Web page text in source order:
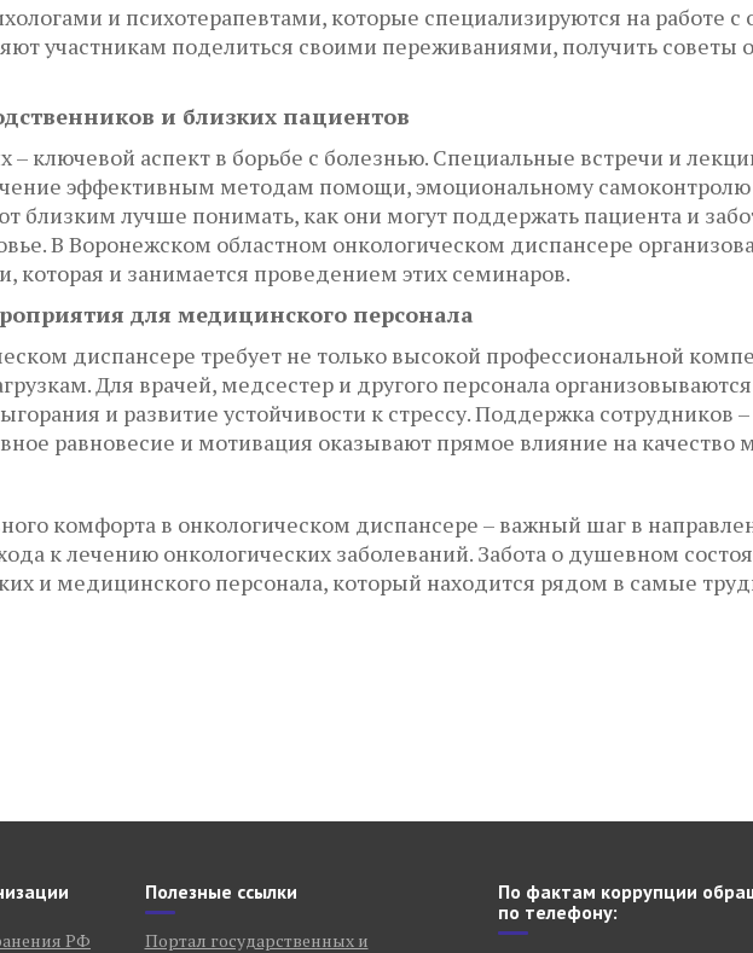
и психотерапевтами, которые специализируются на работе
участникам поделиться своими переживаниями, получить советы
и близких пациентов
– ключевой аспект в борьбе с болезнью. Специальные встречи и
эффективным методам помощи, эмоциональному
близким лучше понимать, как они могут поддержать пациента и
В Воронежском областном онкологическом диспансере
и занимается проведением этих семинаров.
для медицинского персонала
диспансере требует не только высокой профессиональной
Для врачей, медсестер и другого персонала
и развитие устойчивости к стрессу. Поддержка сотрудников
равновесие и мотивация оказывают прямое влияние на качество
комфорта в онкологическом диспансере – важный шаг в
к лечению онкологических заболеваний. Забота о душевном
и медицинского персонала, который находится рядом в самые
РФ
Полезные ссылки
Портал государственных и
По фактам коррупции
по телефону: